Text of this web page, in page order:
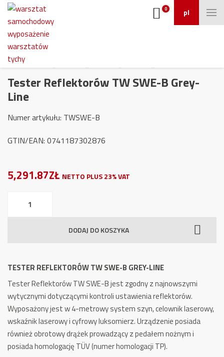
pl
0
Tester Reflektorów TW SWE-B Grey-
Line
Numer artykułu: TWSWE-B
GTIN/EAN: 0741187302876
5,291.87ZŁ NETTO PLUS 23% VAT
Grey-
Line
DODAJ DO KOSZYKA
TESTER REFLEKTORÓW TW SWE-B GREY-LINE
Tester Reflektorów TW SWE-B jest zgodny z najnowszymi
wytycznymi dotyczącymi kontroli ustawienia reflektorów.
Wyposażony jest w 4-metrowy system szyn, celownik laserowy,
wskaźnik laserowy i cyfrowy luksomierz. Urządzenie posiada
również obrotowy drążek prowadzący z pedałem nożnym i
posiada homologację TÜV (numer homologacji TP).